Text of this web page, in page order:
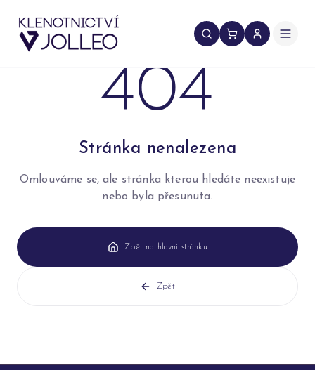
404
Stránka nenalezena
Omlouváme se, ale stránka kterou hledáte neexistuje
nebo byla přesunuta.
Zpět na hlavní stránku
Zpět